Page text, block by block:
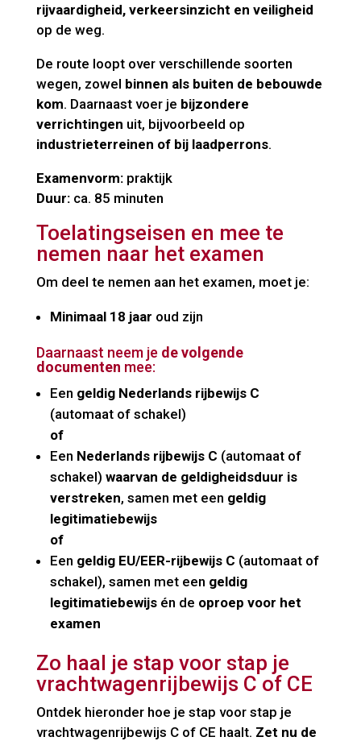
rijvaardigheid, verkeersinzicht en veiligheid
op de weg.
De route loopt over verschillende soorten
wegen, zowel binnen als buiten de bebouwde
kom. Daarnaast voer je bijzondere
verrichtingen uit, bijvoorbeeld op
industrieterreinen of bij laadperrons.
Examenvorm:praktijk
Duur:ca. 85 minuten
Toelatingseisen en mee te
nemen naar het examen
Om deel te nemen aan het examen, moet je:
Minimaal 18 jaar oud zijn
Daarnaast neem je de volgende
documenten mee:
Een geldig Nederlands rijbewijs C
(automaat of schakel)
of
Een Nederlands rijbewijs C (automaat of
schakel) waarvan de geldigheidsduur is
verstreken, samen met een geldig
legitimatiebewijs
of
Een geldig EU/EER-rijbewijs C (automaat of
schakel), samen met een geldig
legitimatiebewijsén de oproep voor het
examen
Zo haal je stap voor stap je
vrachtwagenrijbewijs C of CE
Ontdek hieronder hoe je stap voor stap je
vrachtwagenrijbewijs C of CE haalt. Zet nu de